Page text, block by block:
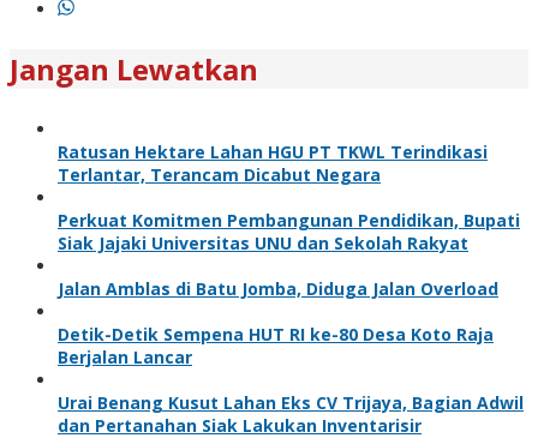
Jangan Lewatkan
Ratusan Hektare Lahan HGU PT TKWL Terindikasi
Terlantar, Terancam Dicabut Negara
Perkuat Komitmen Pembangunan Pendidikan, Bupati
Siak Jajaki Universitas UNU dan Sekolah Rakyat
Jalan Amblas di Batu Jomba, Diduga Jalan Overload
Detik-Detik Sempena HUT RI ke-80 Desa Koto Raja
Berjalan Lancar
Urai Benang Kusut Lahan Eks CV Trijaya, Bagian Adwil
dan Pertanahan Siak Lakukan Inventarisir